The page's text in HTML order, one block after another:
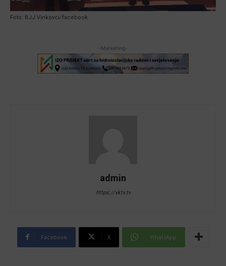
Foto: BJJ Vinkovci/facebook
-Marketing-
admin
https://vktv.tv
Facebook X WhatsApp